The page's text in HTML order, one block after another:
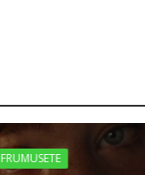
FRUMUSETE